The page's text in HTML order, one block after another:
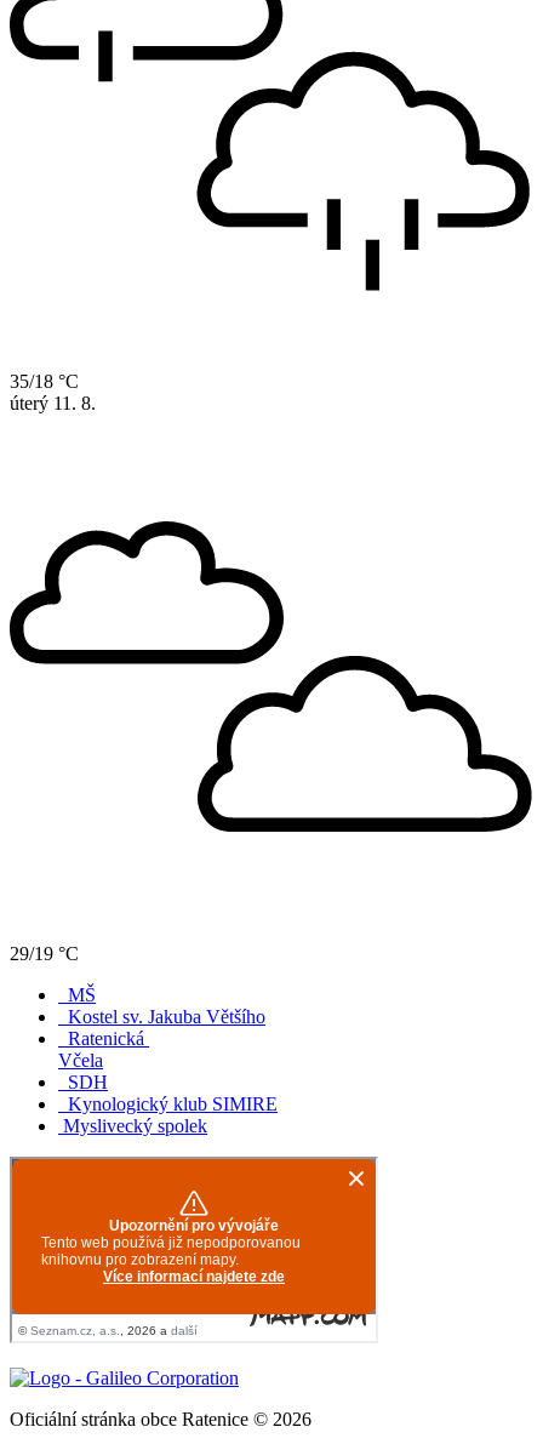
35/18 °C
úterý 11. 8.
29/19 °C
MŠ
Kostel sv. Jakuba Většího
Ratenická
Včela
SDH
Kynologický klub SIMIRE
Myslivecký spolek
Oficiální stránka obce Ratenice © 2026